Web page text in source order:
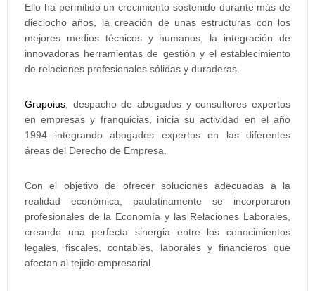
Ello ha permitido un crecimiento sostenido durante más de
dieciocho años, la creación de unas estructuras con los
mejores medios técnicos y humanos, la integración de
innovadoras herramientas de gestión y el establecimiento
de relaciones profesionales sólidas y duraderas.
Grupoius , despacho de abogados y consultores expertos
en empresas y franquicias, inicia su actividad en el año
1994 integrando abogados expertos en las diferentes
áreas del Derecho de Empresa.
Con el objetivo de ofrecer soluciones adecuadas a la
realidad económica, paulatinamente se incorporaron
profesionales de la Economía y las Relaciones Laborales,
creando una perfecta sinergia entre los conocimientos
legales, fiscales, contables, laborales y financieros que
afectan al tejido empresarial.